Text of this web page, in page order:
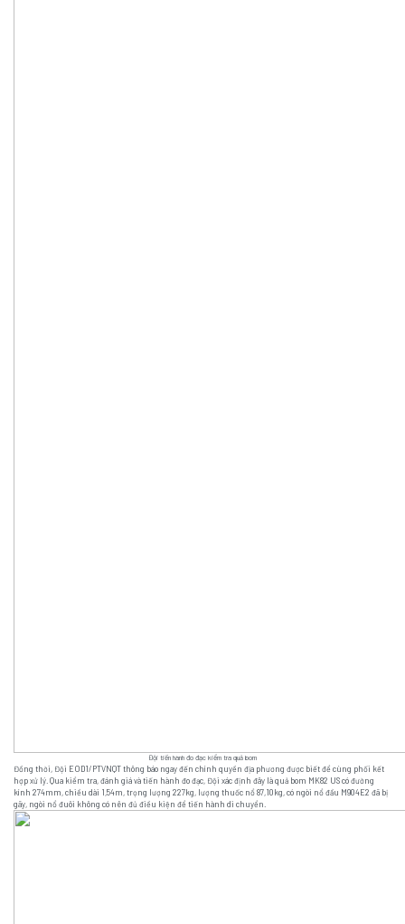
Đội tiến hành đo đạc kiểm tra quả bom
Đồng thời, Đội EOD1/PTVNQT thông báo ngay đến chính quyền địa phương được biết để cùng phối kết
hợp xử lý. Qua kiểm tra, đánh giá và tiến hành đo đạc, Đội xác định đây là quả bom MK82 US có đường
kính 274mm, chiều dài 1,54m, trọng lượng 227kg, lượng thuốc nổ 87,10kg, có ngòi nổ đầu M904E2 đã bị
gãy, ngòi nổ đuôi không có nên đủ điều kiện để tiến hành di chuyển.